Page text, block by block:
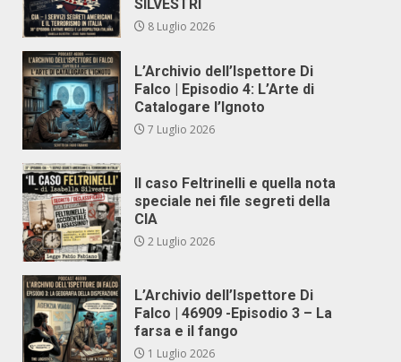
SILVESTRI
8 Luglio 2026
L’Archivio dell’Ispettore Di
Falco | Episodio 4: L’Arte di
Catalogare l’Ignoto
7 Luglio 2026
Il caso Feltrinelli e quella nota
speciale nei file segreti della
CIA
2 Luglio 2026
L’Archivio dell’Ispettore Di
Falco | 46909 -Episodio 3 – La
farsa e il fango
1 Luglio 2026